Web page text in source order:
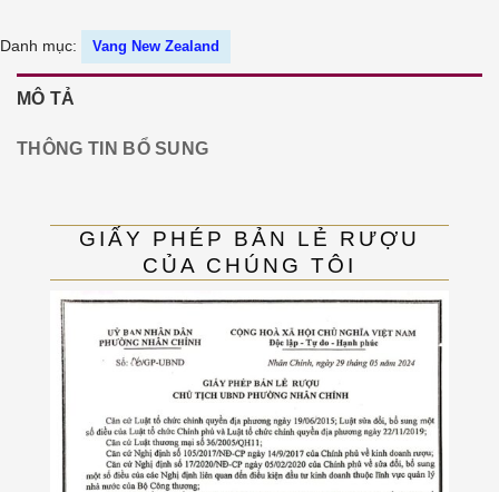
Danh mục: Vang New Zealand
MÔ TẢ
THÔNG TIN BỔ SUNG
GIẤY PHÉP BẢN LẺ RƯỢU
CỦA CHÚNG TÔI